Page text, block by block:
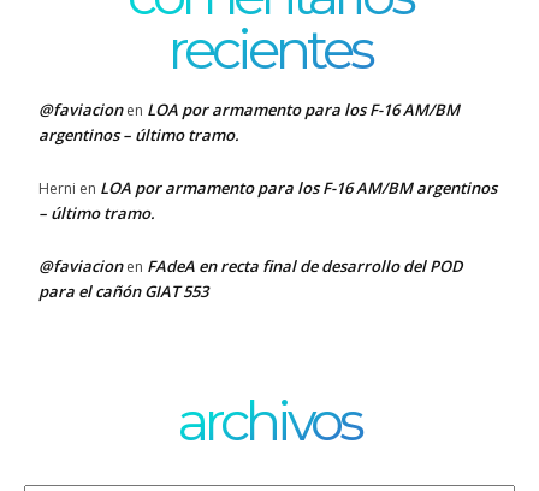
recientes
@faviacionen LOA por armamento para los F-16 AM/BM
argentinos – último tramo.
Herni en LOA por armamento para los F-16 AM/BM argentinos
– último tramo.
@faviacionen FAdeA en recta final de desarrollo del POD
para el cañón GIAT 553
archivos
Archivos